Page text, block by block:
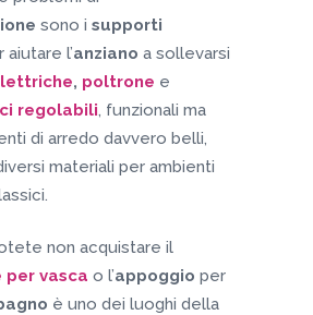
sono i supporti
l’anziano a sollevarsi
, poltrone e
regolabili, funzionali ma
di arredo davvero belli,
materiali per ambienti
non acquistare il
vasca o l’appoggio per
è uno dei luoghi della